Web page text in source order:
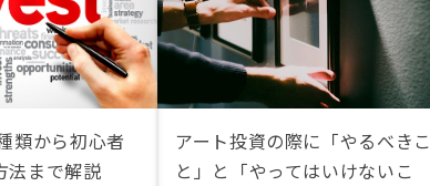
類から初心者
法まで解説
アート投資の際に「やるべきこ
と」と「やってはいけないこ